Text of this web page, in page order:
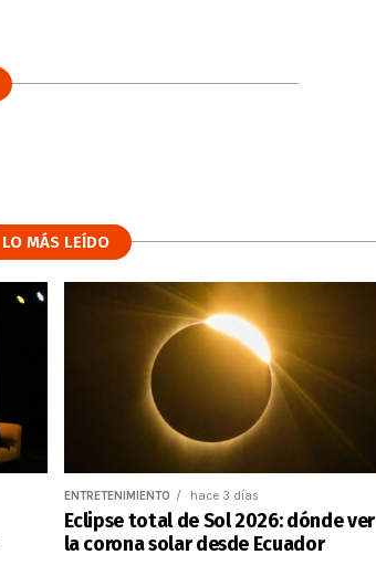
LO MÁS LEÍDO
ENTRETENIMIENTO hace 3 días
Eclipse total de Sol 2026: dónde ver
la corona solar desde Ecuador